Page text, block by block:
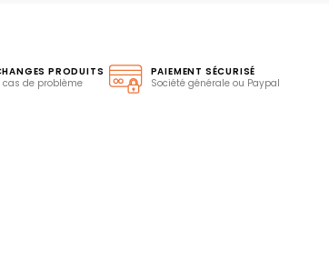
PRODUITS
cas de problème
PAIEMENT SÉCURISÉ
Société générale ou Paypal